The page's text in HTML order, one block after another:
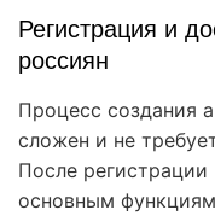
Регистрация и
россиян
Процесс создания
сложен и не
После регистрации
основным